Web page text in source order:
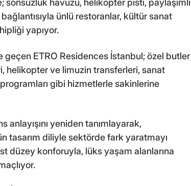
sonsuzluk havuzu, helikopter pisti, paylaşımlı
bağlantısıyla ünlü restoranlar, kültür sanat
yapıyor.
geçen ETRO Residences İstanbul; özel butler
helikopter ve limuzin transferleri, sanat
gibi hizmetlerle sakinlerine
yeniden tanımlayarak,
tasarım diliyle sektörde fark yaratmayı
düzey konforuyla, lüks yaşam alanlarına